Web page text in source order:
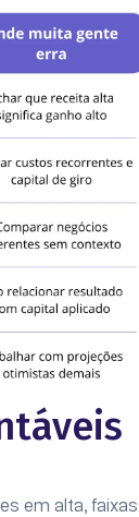
em alta,